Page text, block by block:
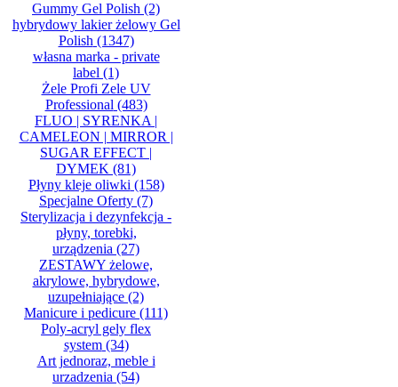
Gummy Gel Polish (2)
hybrydowy lakier żelowy Gel
Polish (1347)
własna marka - private
label (1)
Żele Profi Zele UV
Professional (483)
FLUO | SYRENKA |
CAMELEON | MIRROR |
SUGAR EFFECT |
DYMEK (81)
Płyny kleje oliwki (158)
Specjalne Oferty (7)
Sterylizacja i dezynfekcja -
płyny, torebki,
urządzenia (27)
ZESTAWY żelowe,
akrylowe, hybrydowe,
uzupełniające (2)
Manicure i pedicure (111)
Poly-acryl gely flex
system(34)
Art jednoraz, meble i
urzadzenia (54)